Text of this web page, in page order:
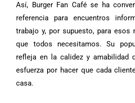
Así, Burger Fan Café se ha
referencia para encuentros
trabajo y, por supuesto, para esos
que todos necesitamos. Su
refleja en la calidez y amabilidad
esfuerza por hacer que cada
casa.